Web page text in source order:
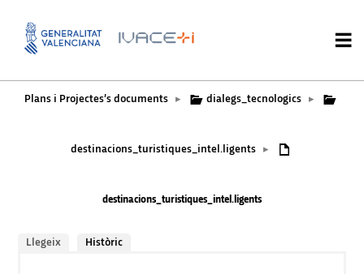
Plans i Projectes’s documents ▸ dialegs_tecnologics ▸
destinacions_turistiques_intel.ligents ▸
destinacions_turistiques_intel.ligents
Llegeix Històric